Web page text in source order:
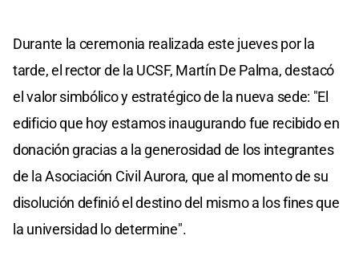
Durante la ceremonia realizada este jueves por la
tarde, el rector de la UCSF, Martín De Palma, destacó
el valor simbólico y estratégico de la nueva sede: "El
edificio que hoy estamos inaugurando fue recibido en
donación gracias a la generosidad de los integrantes
de la Asociación Civil Aurora, que al momento de su
disolución definió el destino del mismo a los fines que
la universidad lo determine".